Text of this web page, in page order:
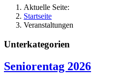
Aktuelle Seite:
Startseite
Veranstaltungen
Unterkategorien
Seniorentag 2026